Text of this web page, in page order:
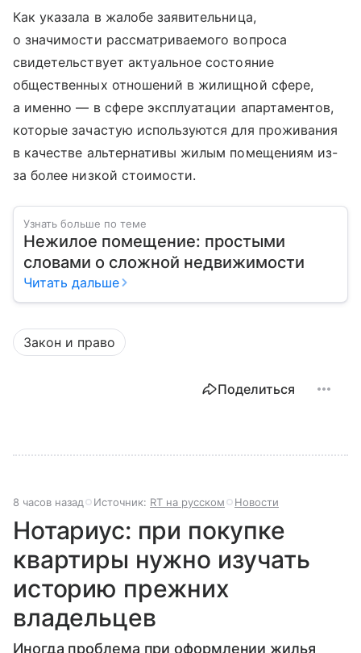
Как указала в жалобе заявительница,
о значимости рассматриваемого вопроса
свидетельствует актуальное состояние
общественных отношений в жилищной сфере,
а именно — в сфере эксплуатации апартаментов,
которые зачастую используются для проживания
в качестве альтернативы жилым помещениям из-
за более низкой стоимости.
Узнать больше по теме
Нежилое помещение: простыми
словами о сложной недвижимости
Читать дальше
Закон и право
Поделиться
8 часов назад Источник: RT на русском Новости
Нотариус: при покупке
квартиры нужно изучать
историю прежних
владельцев
Иногда проблема при оформлении жилья